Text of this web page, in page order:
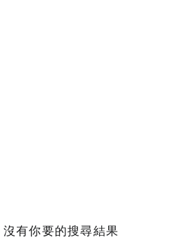
有你要的搜尋結果